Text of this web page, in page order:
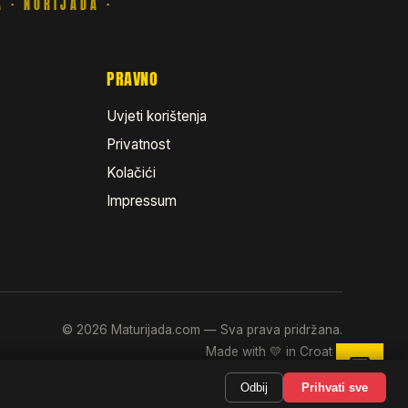
PRAVNO
Uvjeti korištenja
Privatnost
Kolačići
Impressum
© 2026 Maturijada.com — Sva prava pridržana.
Made with 💛 in Croatia
Odbij Prihvati sve